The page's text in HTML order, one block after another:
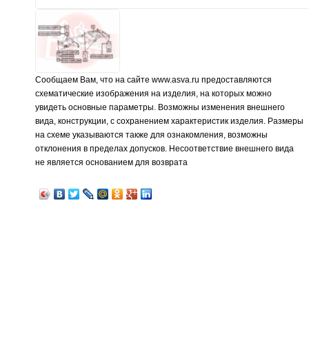
Сообщаем Вам, что на сайте www.asva.ru предоставляются
схематические изображения на изделия, на которых можно
увидеть основные параметры. Возможны изменения внешнего
вида, конструкции, с сохранением характеристик изделия. Размеры
на схеме указываются также для ознакомления, возможны
отклонения в пределах допусков. Несоответствие внешнего вида
не является основанием для возврата